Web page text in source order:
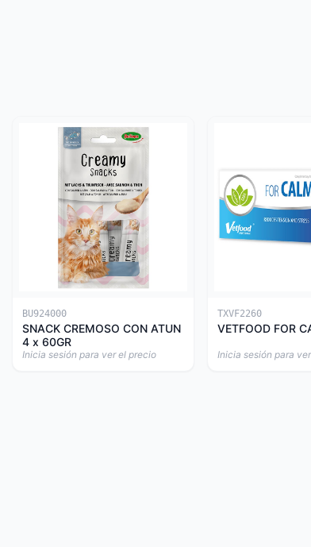
BU924000
SNACK CREMOSO CON ATUN
4 x 60GR
Inicia sesión para ver el precio
TXVF2260
VETFOOD FOR
Inicia sesión para